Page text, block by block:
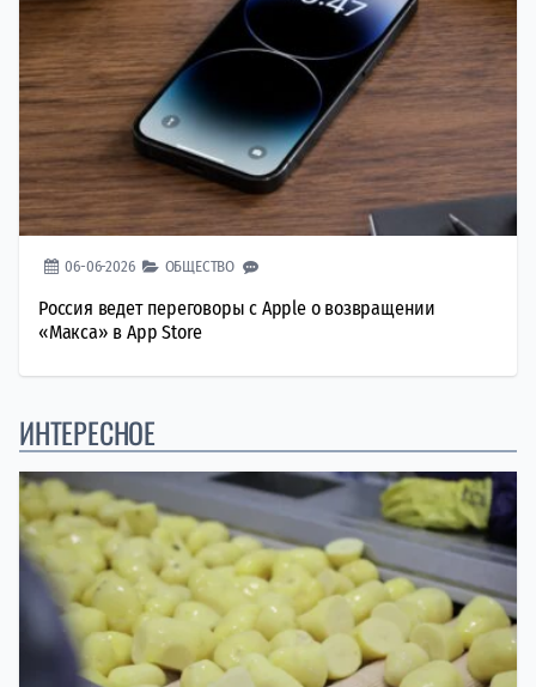
06-06-2026 ОБЩЕСТВО
Россия ведет переговоры с Apple о возвращении
«Макса» в App Store
ИНТЕРЕСНОЕ